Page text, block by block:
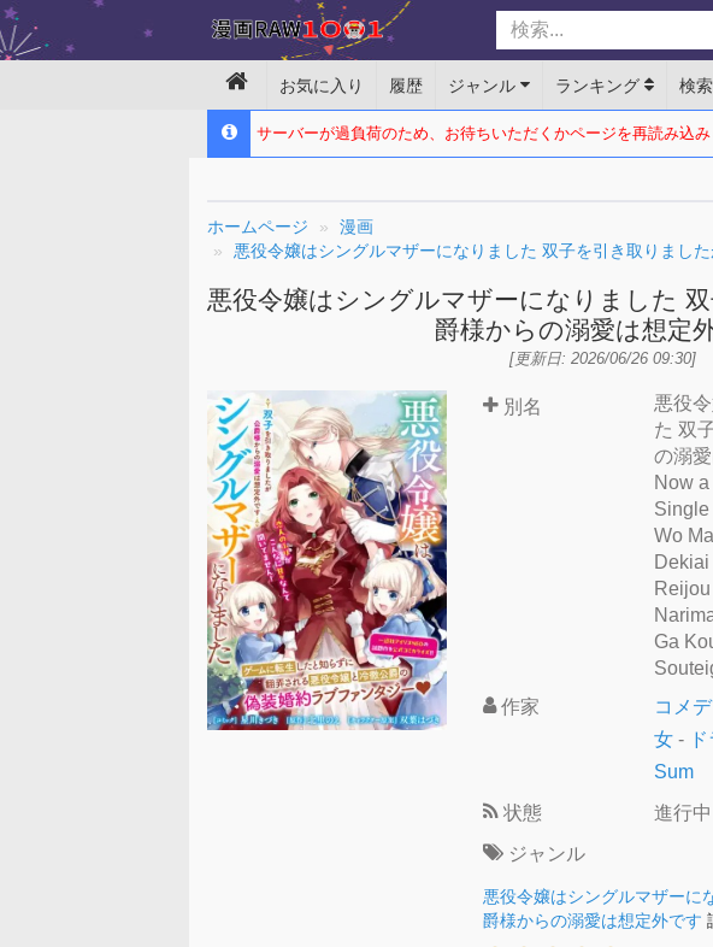
お気に入り 履歴 ジャンル ランキング 検索
サーバーが過負荷のため、お待ちいただくかページを再読み込
ホームページ
漫画
悪役令嬢はシングルマザーになりました 双子を引き取りまし
悪役令嬢はシングルマザーになりました
爵様からの溺愛は想定
[更新日: 2026/06/26 09:30]
別名
悪役
た 双
の溺
Now
Single
Wo
Ga
作家
コメ
女 -
Sum
状態
進行中
ジャンル
悪役令嬢はシングルマザーに
爵様からの溺愛は想定外です